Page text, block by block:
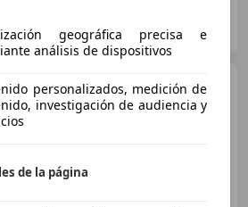
LOS REYES
Kia Picanto1.0 DPi Concept
€ 8.500
geográfica precisa e
análisis de dispositivos
personalizados, medición de
investigación de audiencia y
de la página